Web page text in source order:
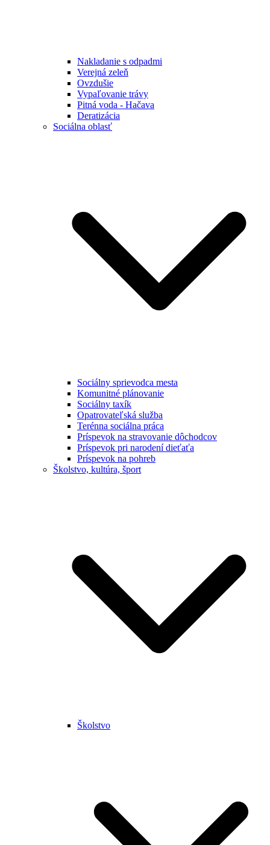
Nakladanie s odpadmi
Verejná zeleň
Ovzdušie
Vypaľovanie trávy
Pitná voda - Hačava
Deratizácia
Sociálna oblasť
Sociálny sprievodca mesta
Komunitné plánovanie
Sociálny taxík
Opatrovateľská služba
Terénna sociálna práca
Príspevok na stravovanie dôchodcov
Príspevok pri narodení dieťaťa
Príspevok na pohreb
Školstvo, kultúra, šport
Školstvo